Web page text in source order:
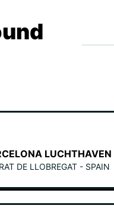
LUCHTHAVEN
DE LLOBREGAT - SPAIN